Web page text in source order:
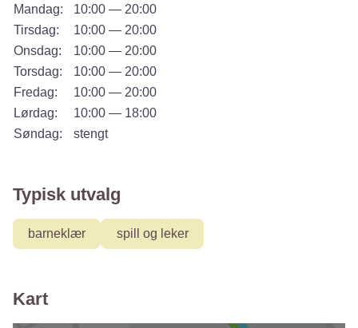
Mandag:
10:00 — 20:00
Tirsdag:
10:00 — 20:00
Onsdag:
10:00 — 20:00
Torsdag:
10:00 — 20:00
Fredag:
10:00 — 20:00
Lørdag:
10:00 — 18:00
Søndag:
stengt
Typisk utvalg
barneklær spill og leker
Kart